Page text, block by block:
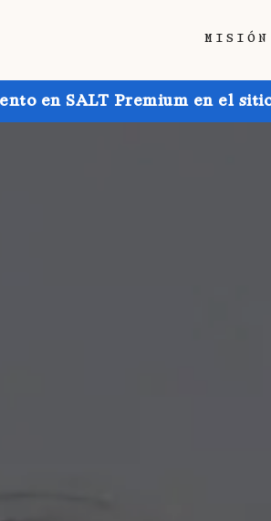
MISIÓN
en SALT Premium en el